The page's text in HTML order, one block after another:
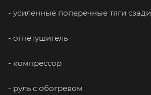
- усиленные поперечные тяги сзади
- огнетушитель
- компрессор
- руль с обогревом